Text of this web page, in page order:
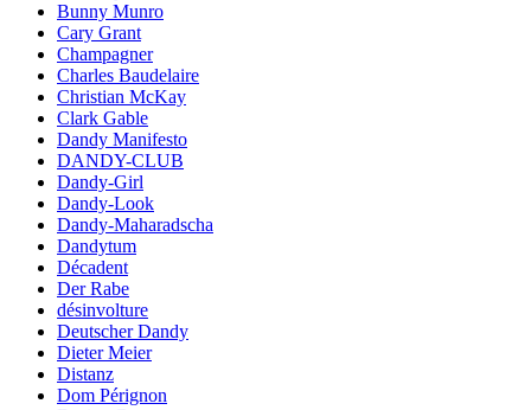
Bunny Munro
Cary Grant
Champagner
Charles Baudelaire
Christian McKay
Clark Gable
Dandy Manifesto
DANDY-CLUB
Dandy-Girl
Dandy-Look
Dandy-Maharadscha
Dandytum
Décadent
Der Rabe
désinvolture
Deutscher Dandy
Dieter Meier
Distanz
Dom Pérignon